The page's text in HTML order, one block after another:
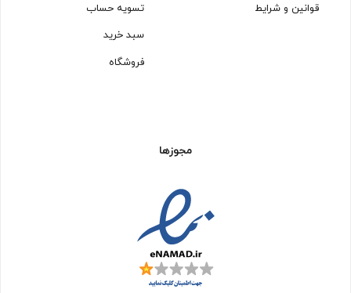
قوانین و شرایط
تسویه حساب
سبد خرید
فروشگاه
مجوزها